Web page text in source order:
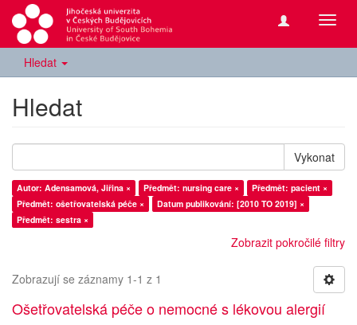
Hledat
Hledat
Vykonat
Autor: Adensamová, Jiřina × Předmět: nursing care ×
Předmět: pacient ×
Předmět: ošetřovatelská péče ×
Datum publikování: [2010 TO 2019] ×
Předmět: sestra ×
Zobrazit pokročilé filtry
Zobrazují se záznamy 1-1 z 1
Ošetřovatelská péče o nemocné s lékovou alergií